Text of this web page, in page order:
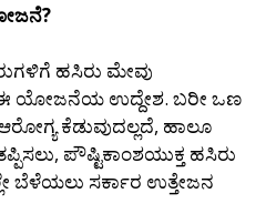
ಹಸಿರು ಮೇವು
ಈ ಯೋಜನೆಯ ಉದ್ದೇಶ. ಬರೀ ಒಣ
ಕೆಡುವುದಲ್ಲದೆ, ಹಾಲೂ
ಪೌಷ್ಟಿಕಾಂಶಯುಕ್ತ ಹಸಿರು
ಬೆಳೆಯಲು ಸರ್ಕಾರ ಉತ್ತೇಜನ